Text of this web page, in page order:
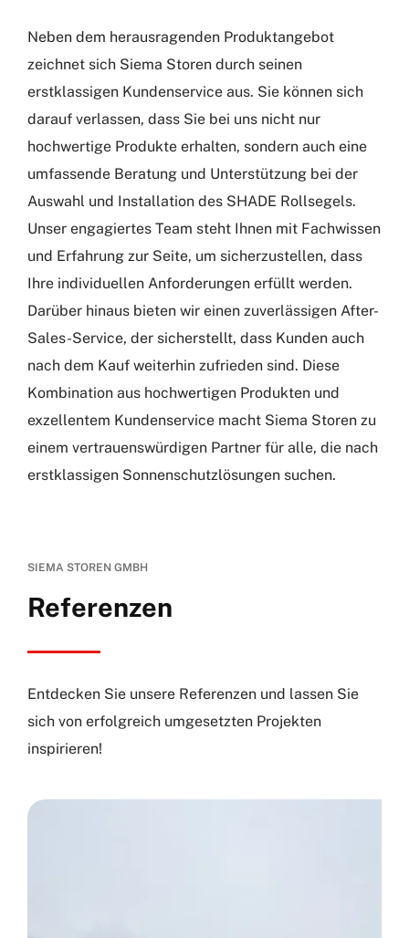
Neben dem herausragenden Produktangebot
zeichnet sich Siema Storen durch seinen
erstklassigen Kundenservice aus. Sie können sich
darauf verlassen, dass Sie bei uns nicht nur
hochwertige Produkte erhalten, sondern auch eine
umfassende Beratung und Unterstützung bei der
Auswahl und Installation des SHADE Rollsegels.
Unser engagiertes Team steht Ihnen mit Fachwissen
und Erfahrung zur Seite, um sicherzustellen, dass
Ihre individuellen Anforderungen erfüllt werden.
Darüber hinaus bieten wir einen zuverlässigen After-
Sales-Service, der sicherstellt, dass Kunden auch
nach dem Kauf weiterhin zufrieden sind. Diese
Kombination aus hochwertigen Produkten und
exzellentem Kundenservice macht Siema Storen zu
einem vertrauenswürdigen Partner für alle, die nach
erstklassigen Sonnenschutzlösungen suchen.
SIEMA STOREN GMBH
Referenzen
Entdecken Sie unsere Referenzen und lassen Sie
sich von erfolgreich umgesetzten Projekten
inspirieren!